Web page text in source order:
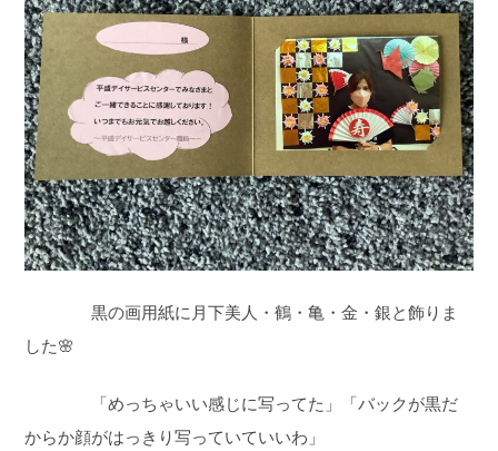
黒の画用紙に月下美人・鶴・亀・金・銀と飾りま
した🌸
「めっちゃいい感じに写ってた」「バックが黒だ
からか顔がはっきり写っていていいわ」